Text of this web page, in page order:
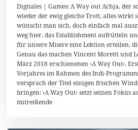
.
M
a
i
2
0
1
8
Digitales | Games: A Way out Achja, der
wieder der ewig gleiche Trott, alles wirkt
wünscht man sich, doch einfach mal
weg hier, das Establishment aufrütteln
für unsere Misere eine Lektion erteilen,
Genau das machen Vincent Moretti und
März 2018 erschienenen ›A Way Out‹.
Vorjahres im Rahmen des Indi-
versprach der Titel einigen frischen
bringen: ›A Way Out‹ setzt seinen Fokus
mitreißende